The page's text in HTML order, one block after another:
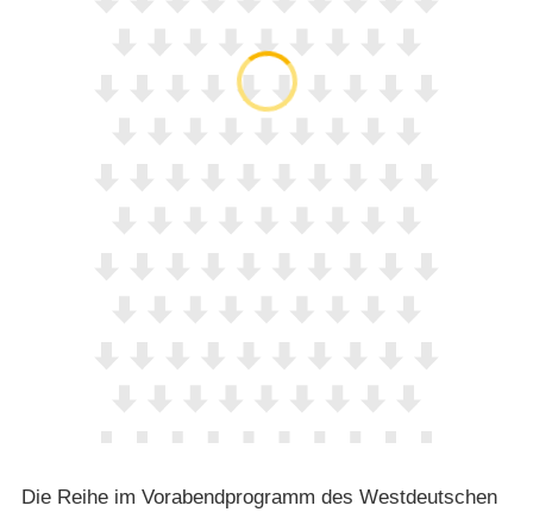
Die Reihe im Vorabendprogramm des Westdeutschen